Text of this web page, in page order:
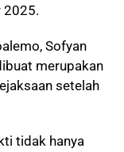
2025.
Sofyan
merupakan
setelah
tidak hanya